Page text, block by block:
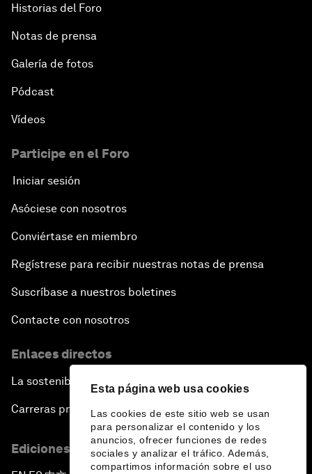
Esta página web usa cookies
Las cookies de este sitio web se usan
para personalizar el contenido y los
anuncios, ofrecer funciones de redes
sociales y analizar el tráfico. Además,
compartimos información sobre el uso
Historias del Foro
Notas de prensa
Galería de fotos
Pódcast
Vídeos
Participe en el Foro
Iniciar sesión
Asóciese con nosotros
Conviértase en miembro
Regístrese para recibir nuestras notas de prensa
Suscríbase a nuestros boletines
Contacte con nosotros
Enlaces directos
La sostenibilidad en el Foro
Carreras profesionales
Ediciones en otros idiomas